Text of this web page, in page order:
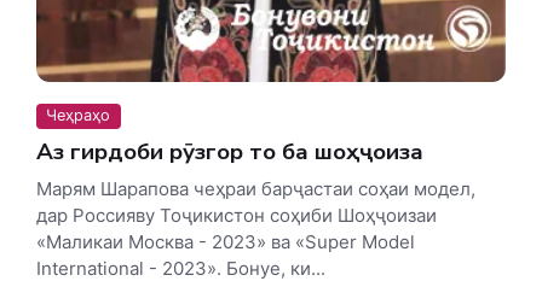
Чеҳраҳо
Аз гирдоби рӯзгор то ба шоҳҷоиза
Марям Шарапова чеҳраи барҷастаи соҳаи модел,
дар Россияву Тоҷикистон соҳиби Шоҳҷоизаи
«Маликаи Москва - 2023» ва «Super Model
International - 2023». Бонуе, ки...